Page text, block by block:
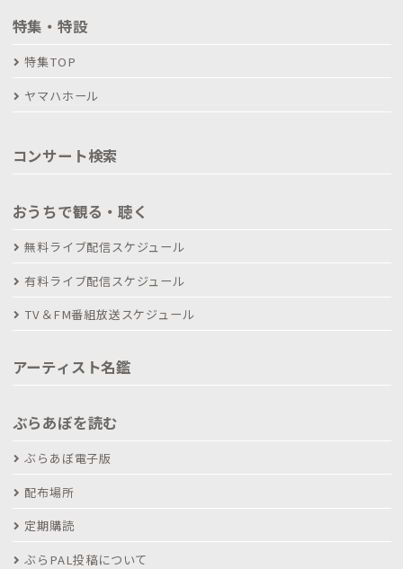
特集・特設
特集TOP
ヤマハホール
コンサート検索
おうちで観る・聴く
無料ライブ配信スケジュール
有料ライブ配信スケジュール
TV＆FM番組放送スケジュール
アーティスト名鑑
ぶらあぼを読む
ぶらあぼ電子版
配布場所
定期購読
ぶらPAL投稿について